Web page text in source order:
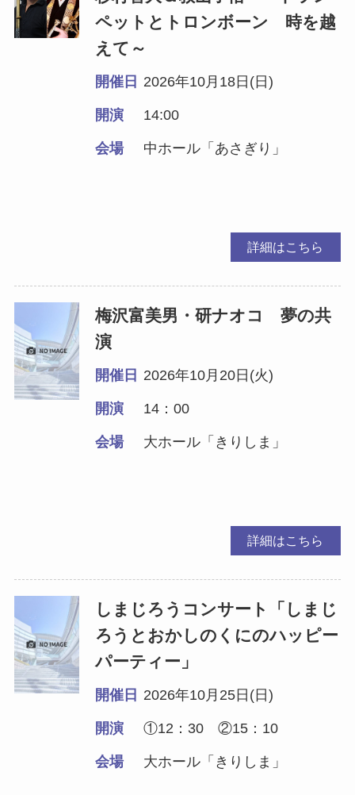
ペットとトロンボーン 時を越
えて～
開催日 2026年10月18日(日)
開演 14:00
会場 中ホール「あさぎり」
詳細はこちら
梅沢富美男・研ナオコ 夢の共
演
開催日 2026年10月20日(火)
開演 14：00
会場 大ホール「きりしま」
詳細はこちら
しまじろうコンサート「しまじ
ろうとおかしのくにのハッピー
パーティー」
開催日 2026年10月25日(日)
開演 ①12：30 ②15：10
会場 大ホール「きりしま」